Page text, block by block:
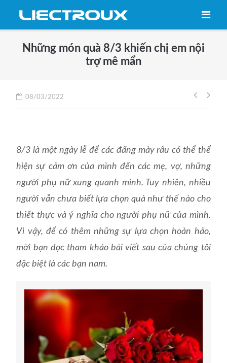
Những món quà 8/3 khiến chị em nội
trợ mê mẩn
08/03/2022
Điều
8/3 là một ngày lễ để các đấng mày râu có thể thể
hiện sự cảm ơn của mình đến các mẹ, vợ, những
người phụ nữ xung quanh mình. Tuy nhiên, nhiều
người vẫn chưa biết lựa chọn quà như thế nào cho
thiết thực và ý nghĩa cho người phụ nữ của mình.
Vì vậy, để có thêm những sự lựa chọn hoàn hảo,
mời bạn đọc tham khảo bài viết sau của chúng tôi
đặc biệt là các bạn nam.